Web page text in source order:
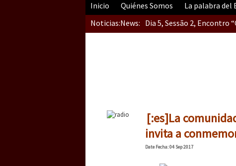
Inicio Quiénes Somos La palabra del
Noticias:News: Dia 5, Sessão 2, Encontro
Dia 3 do Encontro “Guerra
[:es]La
invita a
DateFecha: 04 Sep 2017